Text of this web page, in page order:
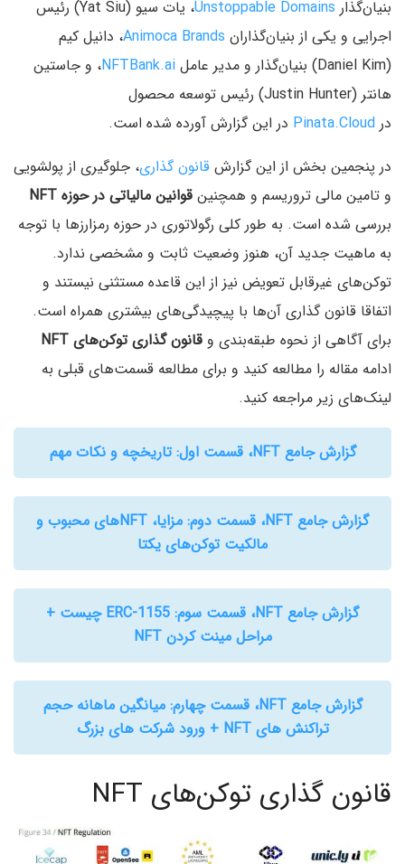
بنیان‌گذار Unstoppable Domains
، یات سیو (Yat Siu) رئیس
اجرایی و یکی از بنیان‌گذاران Animoca Brands، دانیل کیم
(Daniel Kim) بنیان‌گذار و مدیر عامل
NFTBank.ai، و جاستین
هانتر (Justin Hunter) رئیس توسعه محصول
در Pinata.Cloud در این گزارش آورده شده است.
در پنجمین بخش از این گزارش قانون گذاری، جلوگیری از پولشویی
و تامین مالی تروریسم و همچنین قوانین مالیاتی در حوزه NFT
بررسی شده است. به طور کلی رگولاتوری در حوزه رمزارزها با توجه
به ماهیت جدید آن، هنوز وضعیت ثابت و مشخصی ندارد.
توکن‌های غیرقابل تعویض نیز از این قاعده مستثنی نیستند و
اتفاقا قانون گذاری آن‌ها با پیچیدگی‌های بیشتری همراه است.
برای آگاهی از نحوه طبقه‌بندی و قانون گذاری توکن‌های NFT
ادامه مقاله را مطالعه کنید و برای مطالعه قسمت‌های قبلی به
لینک‌های زیر مراجعه کنید.
گزارش جامع NFT، قسمت اول: تاریخچه و نکات مهم
گزارش جامع NFT، قسمت دوم: مزایا، NFTهای محبوب و
مالکیت توکن‌های یکتا
گزارش جامع NFT، قسمت سوم: ERC-1155 چیست +
مراحل مینت کردن NFT
گزارش جامع NFT، قسمت چهارم: میانگین ماهانه حجم
تراکنش‌ های NFT + ورود شرکت های بزرگ
قانون گذاری توکن‌های NFT